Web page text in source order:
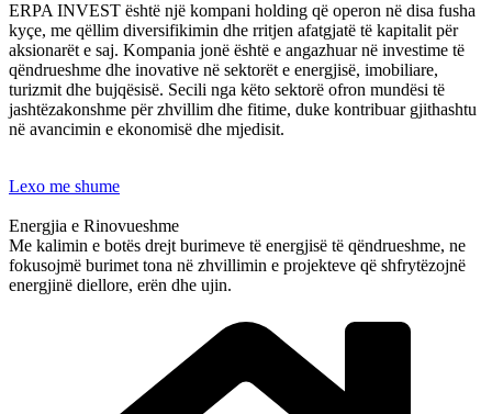
ERPA INVEST është një kompani holding që operon në disa fusha
kyçe, me qëllim diversifikimin dhe rritjen afatgjatë të kapitalit për
aksionarët e saj. Kompania jonë është e angazhuar në investime të
qëndrueshme dhe inovative në sektorët e energjisë, imobiliare,
turizmit dhe bujqësisë. Secili nga këto sektorë ofron mundësi të
jashtëzakonshme për zhvillim dhe fitime, duke kontribuar gjithashtu
në avancimin e ekonomisë dhe mjedisit.
Lexo me shume
Energjia e Rinovueshme
Me kalimin e botës drejt burimeve të energjisë të qëndrueshme, ne
fokusojmë burimet tona në zhvillimin e projekteve që shfrytëzojnë
energjinë diellore, erën dhe ujin.